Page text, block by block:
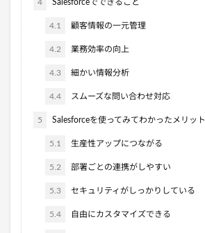
4 Salesforceでできること
4.1 顧客情報の一元管理
4.2 業務効率の向上
4.3 細かい情報分析
4.4 スムーズな問い合わせ対応
5 Salesforceを使ってみてわかったメリット
5.1 生産性アップにつながる
5.2 部署ごとの連携がしやすい
5.3 セキュリティがしっかりしている
5.4 自由にカスタマイズできる